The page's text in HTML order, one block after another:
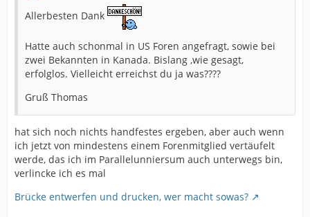
Allerbesten Dank
Hatte auch schonmal in US Foren angefragt, sowie bei
zwei Bekannten in Kanada. Bislang ,wie gesagt,
erfolglos. Vielleicht erreichst du ja was????
Gruß Thomas
hat sich noch nichts handfestes ergeben, aber auch wenn
ich jetzt von mindestens einem Forenmitglied vertäufelt
werde, das ich im Parallelunniersum auch unterwegs bin,
verlincke ich es mal
Brücke entwerfen und drucken, wer macht sowas?